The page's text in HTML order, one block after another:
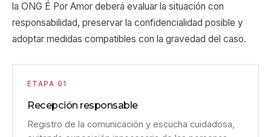
la ONG É Por Amor deberá evaluar la situación con
responsabilidad, preservar la confidencialidad posible y
adoptar medidas compatibles con la gravedad del caso.
ETAPA 01
Recepción responsable
Registro de la comunicación y escucha cuidadosa,